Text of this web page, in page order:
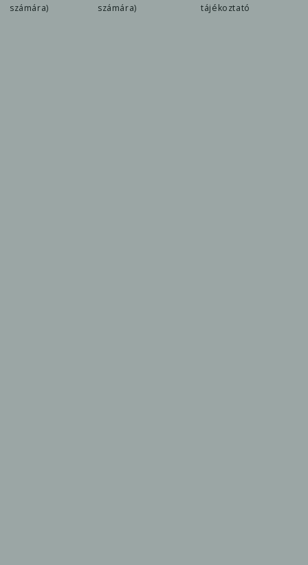
számára)
számára)
tájékoztató